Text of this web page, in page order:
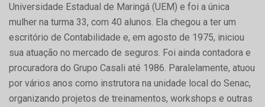
Universidade Estadual de Maringá (UEM) e foi a única
mulher na turma 33, com 40 alunos. Ela chegou a ter um
escritório de Contabilidade e, em agosto de 1975, iniciou
sua atuação no mercado de seguros. Foi ainda contadora e
procuradora do Grupo Casali até 1986. Paralelamente, atuou
por vários anos como instrutora na unidade local do Senac,
organizando projetos de treinamentos, workshops e outras